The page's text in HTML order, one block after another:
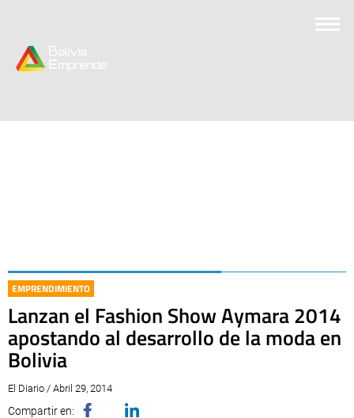
EMPRENDIMIENTO
Lanzan el Fashion Show Aymara 2014
apostando al desarrollo de la moda en
Bolivia
El Diario / Abril 29, 2014
Compartir en: